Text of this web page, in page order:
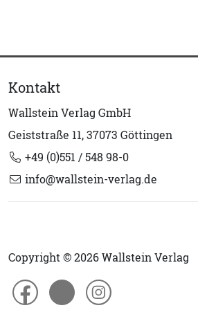
Kontakt
Wallstein Verlag GmbH
Geiststraße 11, 37073 Göttingen
+49 (0)551 / 548 98-0
info@wallstein-verlag.de
Copyright © 2026 Wallstein Verlag